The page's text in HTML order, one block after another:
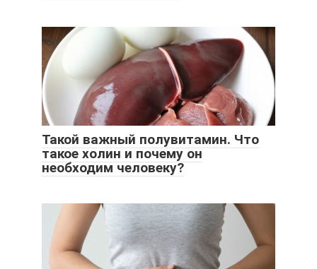
Такой важный полувитамин. Что
такое холин и почему он
необходим человеку?